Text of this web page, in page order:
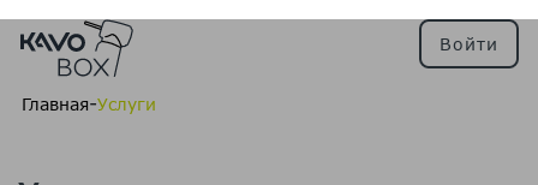
Войти
Главная-Услуги